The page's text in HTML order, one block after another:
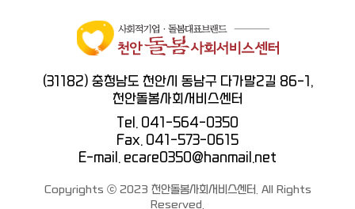
(31182) 충청남도 천안시 동남구 다가말2길 86-1,
천안돌봄사회서비스센터
Tel. 041-564-0350
Fax. 041-573-0615
E-mail. ecare0350@hanmail.net
Copyrights ⓒ 2023 천안돌봄사회서비스센터. All Rights
Reserved.